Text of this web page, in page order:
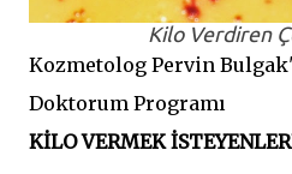
Kilo Verdiren
Kozmetolog Pervin
Doktorum Programı
KİLO VERMEK